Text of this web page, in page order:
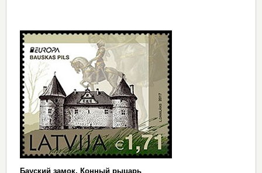
Бауский замок. Конный рыцарь